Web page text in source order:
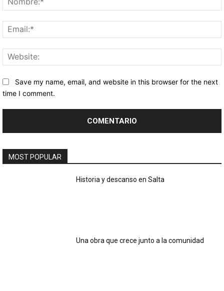
Save my name, email, and website in this browser for the next
time I comment.
MOST POPULAR
Historia y descanso en Salta
Una obra que crece junto a la comunidad